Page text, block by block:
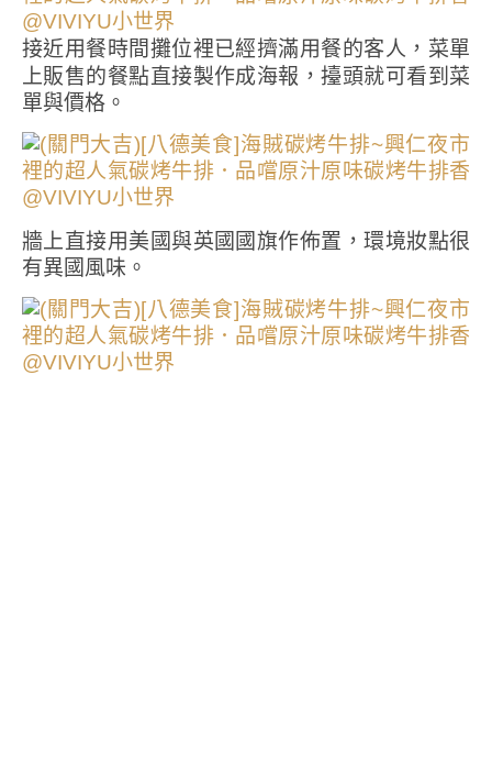
接近用餐時間攤位裡已經擠滿用餐的客人，菜單
上販售的餐點直接製作成海報，擡頭就可看到菜
單與價格。
牆上直接用美國與英國國旗作佈置，環境妝點很
有異國風味。